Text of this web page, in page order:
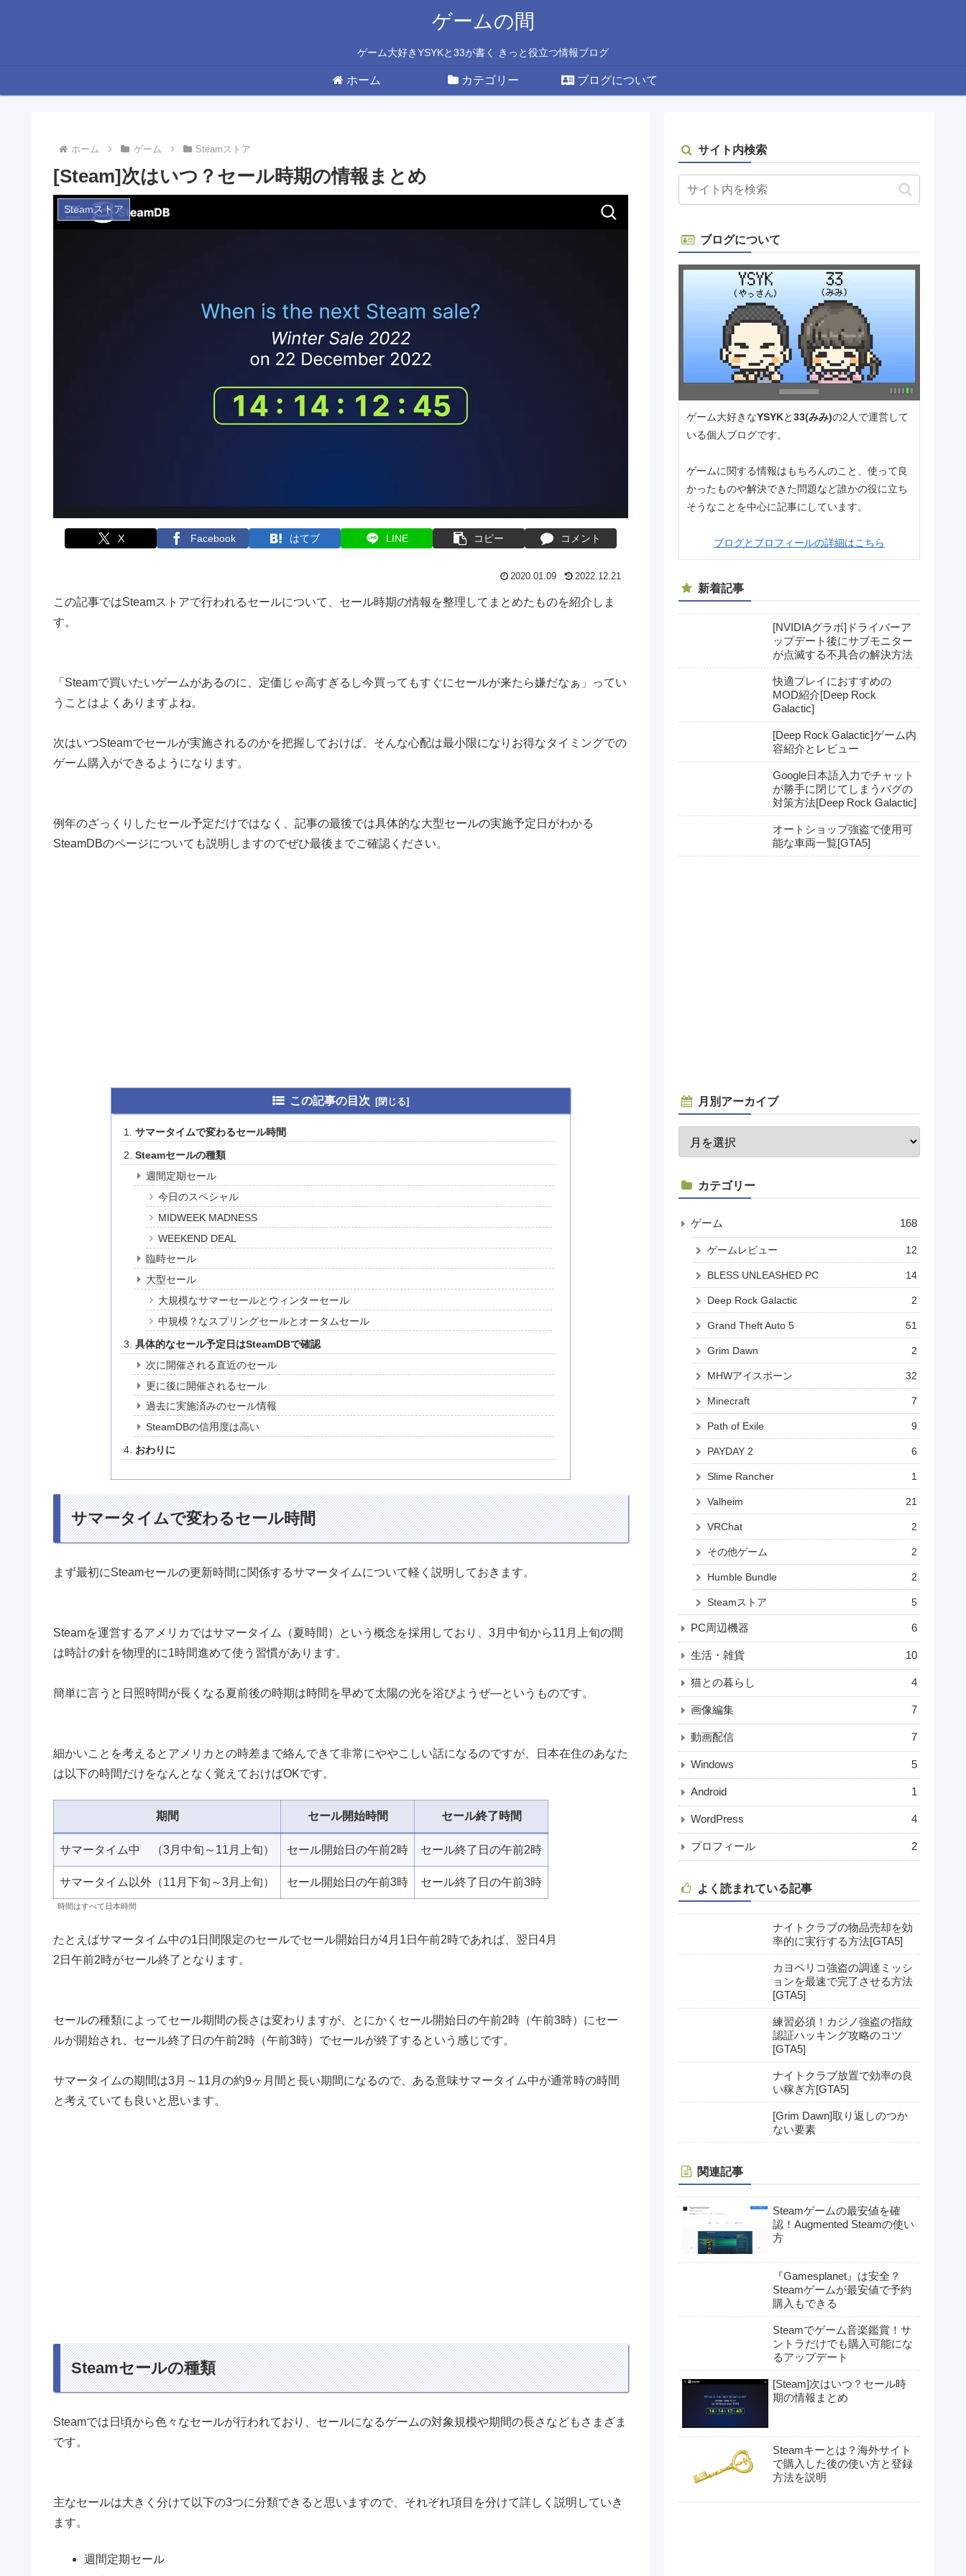
ゲームの間
ゲーム大好きYSYKと33が書く きっと役立つ情報ブログ
ホーム カテゴリー ブログについて
ホーム ゲーム Steamストア
[Steam]次はいつ？セール時期の情報まとめ
Steamストア
X Facebook はてブ LINE コピー コメント
2020.01.09 2022.12.21
この記事ではSteamストアで行われるセールについて、セール時期の情報を整理してまとめたものを紹介しま
す。
「Steamで買いたいゲームがあるのに、定価じゃ高すぎるし今買ってもすぐにセールが来たら嫌だなぁ」ってい
うことはよくありますよね。
次はいつSteamでセールが実施されるのかを把握しておけば、そんな心配は最小限になりお得なタイミングでの
ゲーム購入ができるようになります。
例年のざっくりしたセール予定だけではなく、記事の最後では具体的な大型セールの実施予定日がわかる
SteamDBのページについても説明しますのでぜひ最後までご確認ください。
この記事の目次
サマータイムで変わるセール時間
Steamセールの種類
週間定期セール
今日のスペシャル
MIDWEEK MADNESS
WEEKEND DEAL
臨時セール
大型セール
大規模なサマーセールとウィンターセール
中規模？なスプリングセールとオータムセール
具体的なセール予定日はSteamDBで確認
次に開催される直近のセール
更に後に開催されるセール
過去に実施済みのセール情報
SteamDBの信用度は高い
おわりに
サマータイムで変わるセール時間
まず最初にSteamセールの更新時間に関係するサマータイムについて軽く説明しておきます。
Steamを運営するアメリカではサマータイム（夏時間）という概念を採用しており、3月中旬から11月上旬の間
は時計の針を物理的に1時間進めて使う習慣があります。
簡単に言うと日照時間が長くなる夏前後の時期は時間を早めて太陽の光を浴びようぜ―というものです。
細かいことを考えるとアメリカとの時差まで絡んできて非常にややこしい話になるのですが、日本在住のあなた
は以下の時間だけをなんとなく覚えておけばOKです。
期間 セール開始時間 セール終了時間
サマータイム中 （3月中旬～11月上旬） セール開始日の午前2時 セール終了日の午前2時
サマータイム以外（11月下旬～3月上旬） セール開始日の午前3時 セール終了日の午前3時
時間はすべて日本時間
たとえばサマータイム中の1日間限定のセールでセール開始日が4月1日午前2時であれば、翌日4月
2日午前2時がセール終了となります。
セールの種類によってセール期間の長さは変わりますが、とにかくセール開始日の午前2時（午前3時）にセー
ルが開始され、セール終了日の午前2時（午前3時）でセールが終了するという感じです。
サマータイムの期間は3月～11月の約9ヶ月間と長い期間になるので、ある意味サマータイム中が通常時の時間
と考えていても良いと思います。
Steamセールの種類
Steamでは日頃から色々なセールが行われており、セールになるゲームの対象規模や期間の長さなどもさまざま
です。
主なセールは大きく分けて以下の3つに分類できると思いますので、それぞれ項目を分けて詳しく説明していき
ます。
週間定期セール
サイト内検索
ブログについて
ゲーム大好きなYSYKと33(みみ)の2人で運営して
いる個人ブログです。
ゲームに関する情報はもちろんのこと、使って良
かったものや解決できた問題など誰かの役に立ち
そうなことを中心に記事にしています。
ブログとプロフィールの詳細はこちら
新着記事
[NVIDIAグラボ]ドライバーア
ップデート後にサブモニター
が点滅する不具合の解決方法
快適プレイにおすすめの
MOD紹介[Deep Rock
Galactic]
[Deep Rock Galactic]ゲーム内
容紹介とレビュー
Google日本語入力でチャット
が勝手に閉じてしまうバグの
対策方法[Deep Rock Galactic]
オートショップ強盗で使用可
能な車両一覧[GTA5]
月別アーカイブ
カテゴリー
ゲーム 168
ゲームレビュー 12
BLESS UNLEASHED PC 14
Deep Rock Galactic 2
Grand Theft Auto 5 51
Grim Dawn 2
MHWアイスボーン 32
Minecraft 7
Path of Exile 9
PAYDAY 2 6
Slime Rancher 1
Valheim 21
VRChat 2
その他ゲーム 2
Humble Bundle 2
Steamストア 5
PC周辺機器 6
生活・雑貨 10
猫との暮らし 4
画像編集 7
動画配信 7
Windows 5
Android 1
WordPress 4
プロフィール 2
よく読まれている記事
ナイトクラブの物品売却を効
率的に実行する方法[GTA5]
カヨペリコ強盗の調達ミッシ
ョンを最速で完了させる方法
[GTA5]
練習必須！カジノ強盗の指紋
認証ハッキング攻略のコツ
[GTA5]
ナイトクラブ放置で効率の良
い稼ぎ方[GTA5]
[Grim Dawn]取り返しのつか
ない要素
関連記事
Steamゲームの最安値を確
認！Augmented Steamの使い
方
『Gamesplanet』は安全？
Steamゲームが最安値で予約
購入もできる
Steamでゲーム音楽鑑賞！サ
ントラだけでも購入可能にな
るアップデート
[Steam]次はいつ？セール時
期の情報まとめ
Steamキーとは？海外サイト
で購入した後の使い方と登録
方法を説明